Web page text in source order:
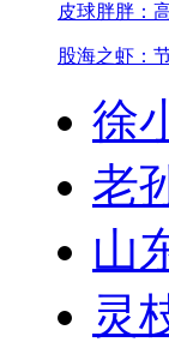
皮球胖胖：
股海之虾：
徐
老
山
灵